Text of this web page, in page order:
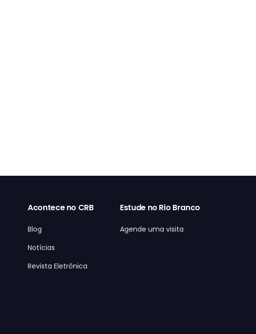
Acontece no CRB
Blog
Notícias
Revista Eletrônica
Estude no Rio Branco
Agende uma visita